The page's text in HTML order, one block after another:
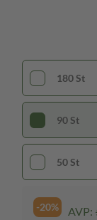
180 St
90 St
50 St
-20% AVP: